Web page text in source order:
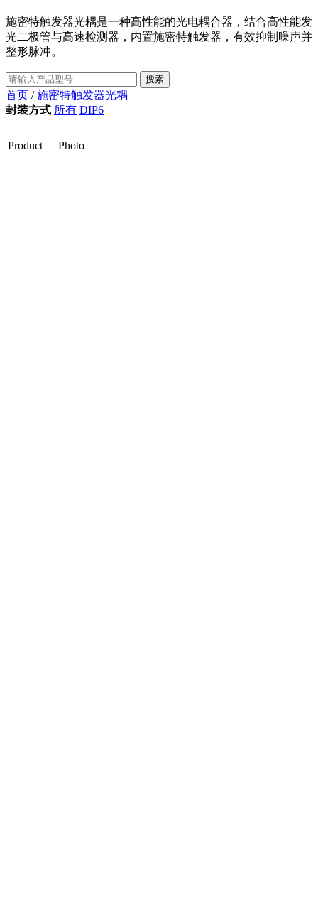
施密特触发器光耦是一种高性能的光电耦合器，结合高性能发
光二极管与高速检测器，内置施密特触发器，有效抑制噪声并
整形脉冲。
首页 /施密特触发器光耦
封装方式 所有 DIP6
Product Photo